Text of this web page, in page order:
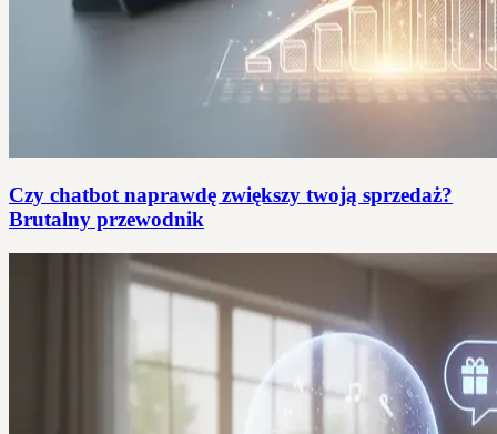
Czy chatbot naprawdę zwiększy twoją sprzedaż?
Brutalny przewodnik